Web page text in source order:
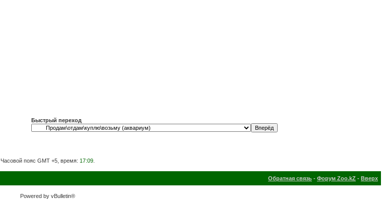
Быстрый переход
Часовой пояс GMT +5, время: 17:09.
Обратная связь - Форум Zoo.kZ - Вверх
Powered by vBulletin®